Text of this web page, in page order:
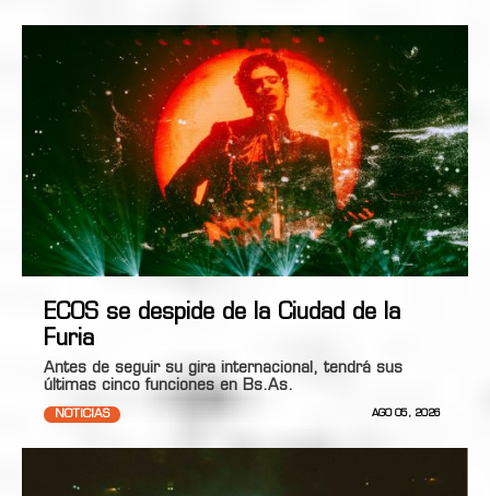
ECOS se despide de la Ciudad de la
Furia
Antes de seguir su gira internacional, tendrá sus
últimas cinco funciones en Bs.As.
NOTICIAS AGO 05, 2026